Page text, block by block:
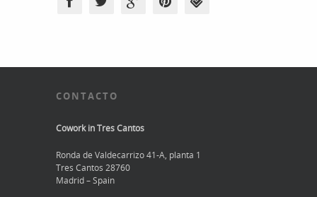
CONTACTO
Cowork in Tres Cantos
Ronda de Valdecarrizo 41-A, planta 1
Tres Cantos 28760
Madrid – Spain